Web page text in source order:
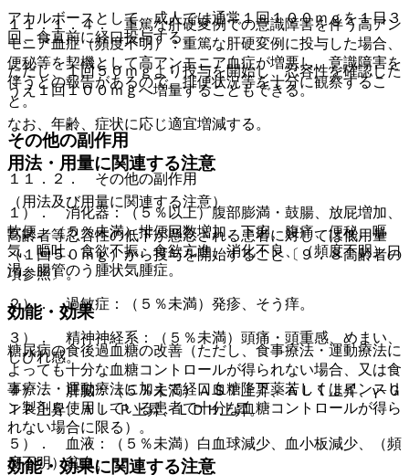
１１．１．４． 重篤な肝硬変例での意識障害を伴う高アン
モニア血症（頻度不明）：重篤な肝硬変例に投与した場合、
便秘等を契機として高アンモニア血症が増悪し、意識障害を
伴うとの報告があるので、排便状況等を十分に観察するこ
と。
その他の副作用
１１．２． その他の副作用
１）． 消化器：（５％以上）腹部膨満・鼓腸、放屁増加、
軟便、（５％未満）排便回数増加、下痢、腹痛、便秘、嘔
気、嘔吐、食欲不振、食欲亢進、消化不良、（頻度不明）口
渇、腸管のう腫状気腫症。
２）． 過敏症：（５％未満）発疹、そう痒。
３）． 精神神経系：（５％未満）頭痛・頭重感、めまい、
しびれ感。
４）． 肝臓：（５％未満）ＡＳＴ上昇、ＡＬＴ上昇、γ−Ｇ
ＴＰ上昇、Ａｌ−Ｐ上昇、ＬＤＨ上昇。
５）． 血液：（５％未満）白血球減少、血小板減少、（頻
度不明）貧血。
アカルボースとして、成人では通常１回１００ｍｇを１日３
回、食直前に経口投与する。
ただし、１回５０ｍｇより投与を開始し、忍容性を確認した
うえ１回１００ｍｇへ増量することもできる。
なお、年齢、症状に応じ適宜増減する。
用法・用量に関連する注意
（用法及び用量に関連する注意）
高齢者等忍容性の低下が懸念される患者に対しては低用量
（１回５０ｍｇ）から投与を開始すること〔９．８高齢者の
項参照〕。
効能・効果
糖尿病の食後過血糖の改善（ただし、食事療法・運動療法に
よっても十分な血糖コントロールが得られない場合、又は食
事療法・運動療法に加えて経口血糖降下薬若しくはインスリ
ン製剤を使用している患者で十分な血糖コントロールが得ら
れない場合に限る）。
効能・効果に関連する注意